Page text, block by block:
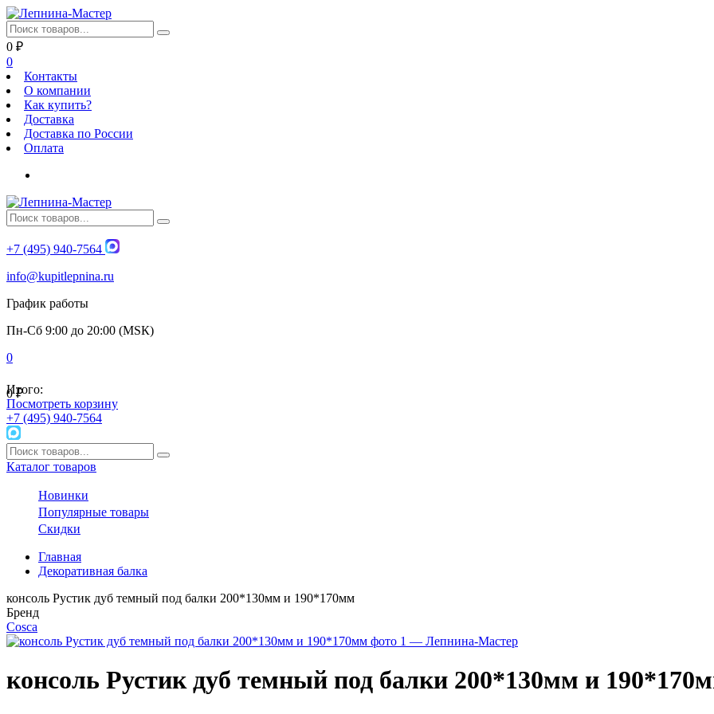
0 ₽
0
Контакты
О компании
Как купить?
Доставка
Доставка по России
Оплата
+7 (495) 940-7564
info@kupitlepnina.ru
График работы
Пн-Сб 9:00 до 20:00 (МSК)
0
0₽
Итого:
Посмотреть корзину
+7 (495) 940-7564
Каталог товаров
Новинки
Популярные товары
Скидки
Главная
Декоративная балка
консоль Рустик дуб темный под балки 200*130мм и 190*170мм
Бренд
Cosca
консоль Рустик дуб темный под балки 200*130мм и